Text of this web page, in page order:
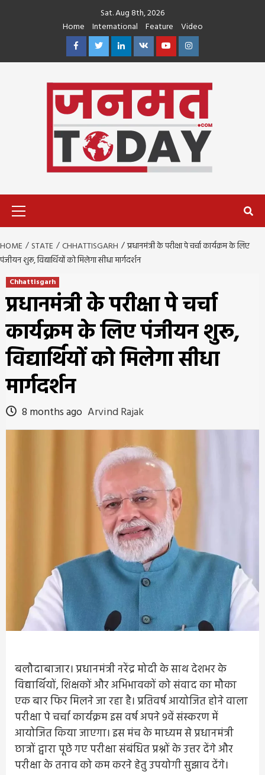
Sat. Aug 8th, 2026
Home
International Feature
Video
FacebookTwitterLinkedin
VK YoutubeInstagram
HOME STATE CHHATTISGARH
प्रधानमंत्री के परीक्षा पे चर्चा कार्यक्रम के लिए
पंजीयन शुरू, विद्यार्थियों को मिलेगा सीधा मार्गदर्शन
Chhattisgarh
प्रधानमंत्री के परीक्षा पे चर्चा
कार्यक्रम के लिए पंजीयन शुरू,
विद्यार्थियों को मिलेगा सीधा
मार्गदर्शन
8 months ago Arvind Rajak
बलौदाबाजार। प्रधानमंत्री नरेंद्र मोदी के साथ देशभर के
विद्यार्थियों, शिक्षकों और अभिभावकों को संवाद का मौका
एक बार फिर मिलने जा रहा है। प्रतिवर्ष आयोजित होने वाला
परीक्षा पे चर्चा कार्यक्रम इस वर्ष अपने 9वें संस्करण में
आयोजित किया जाएगा। इस मंच के माध्यम से प्रधानमंत्री
छात्रों द्वारा पूछे गए परीक्षा संबंधित प्रश्नों के उत्तर देंगे और
परीक्षा के तनाव को कम करने हेतु उपयोगी सुझाव देंगे।